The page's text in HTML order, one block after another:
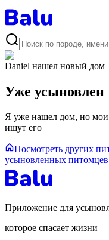
Daniel нашел новый дом
Уже усыновлен
Я уже нашел дом, но мои
ищут его
Посмотреть других
усыновленных питомцев
Приложение для
которое спасает жизни